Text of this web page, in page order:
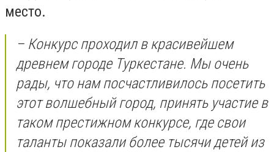
место.
– Конкурс проходил в красивейшем
древнем городе Туркестане. Мы очень
рады, что нам посчастливилось посетить
этот волшебный город, принять участие в
таком престижном конкурсе, где свои
таланты показали более тысячи детей из